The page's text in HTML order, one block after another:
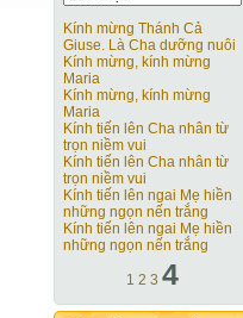
Kính mừng Thánh Cả
Giuse. Là Cha dưỡng nuôi
Kính mừng, kính mừng
Maria
Kính mừng, kính mừng
Maria
Kính tiến lên Cha nhân từ
trọn niềm vui
Kính tiến lên Cha nhân từ
trọn niềm vui
Kính tiến lên ngai Mẹ hiền
những ngọn nến trắng
Kính tiến lên ngai Mẹ hiền
những ngọn nến trắng
1 2 3 4